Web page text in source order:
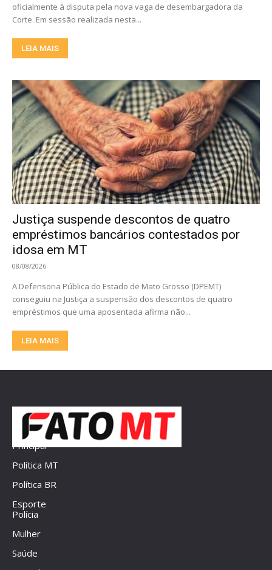
oficialmente à disputa pela nova vaga de desembargadora da
Corte. Em sessão realizada nesta...
LEIA MAIS
Justiça suspende descontos de quatro
empréstimos bancários contestados por
idosa em MT
08/08/2026
A Defensoria Pública do Estado de Mato Grosso (DPEMT)
conseguiu na Justiça a suspensão dos descontos de quatro
empréstimos que uma aposentada afirma não...
LEIA MAIS
Principal
Política MT
Política BR
Esporte
Polícia
Mulher
Saúde